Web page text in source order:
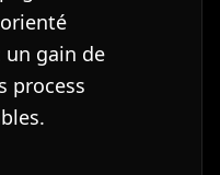
un gain de
process